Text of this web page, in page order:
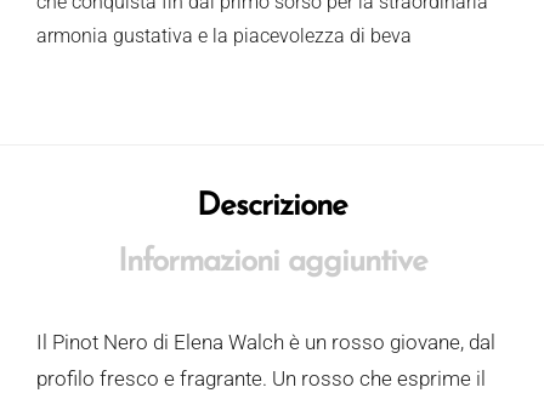
armonia gustativa e la piacevolezza di beva
Descrizione
Informazioni aggiuntive
Il Pinot Nero di Elena Walch è un rosso giovane, dal
profilo fresco e fragrante. Un rosso che esprime il